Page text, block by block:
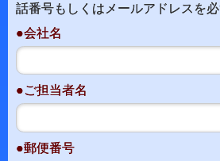
話番号もしくはメールアドレスを必
●会社名
●ご担当者名
●郵便番号